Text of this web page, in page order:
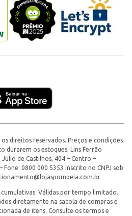
direitos reservados. Preços e condições
durarem os estoques. Lins Ferrão
de Castilhos, 404 – Centro –
Fone: 0800 000 5353 Inscrito no CNPJ sob
cumulativas. Válidas por tempo limitado.
diretamente na sacola de compras e
de itens. Consulte os termos e